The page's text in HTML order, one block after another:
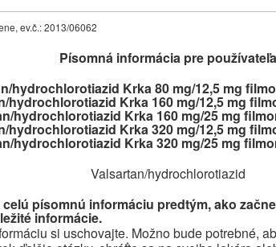
ev.č.: 2013/06062
Písomná informácia pre používateľa
hydrochlorotiazid Krka 80 mg/12,5 mg
hydrochlorotiazid Krka 160 mg/12,5 mg
hydrochlorotiazid Krka 160 mg/25 mg
hydrochlorotiazid Krka 320 mg/12,5 mg
hydrochlorotiazid Krka 320 mg/25 mg
Valsartan/hydrochlorotiazid
písomnú informáciu predtým, ako
informácie.
si uschovajte. Možno bude potrebné,